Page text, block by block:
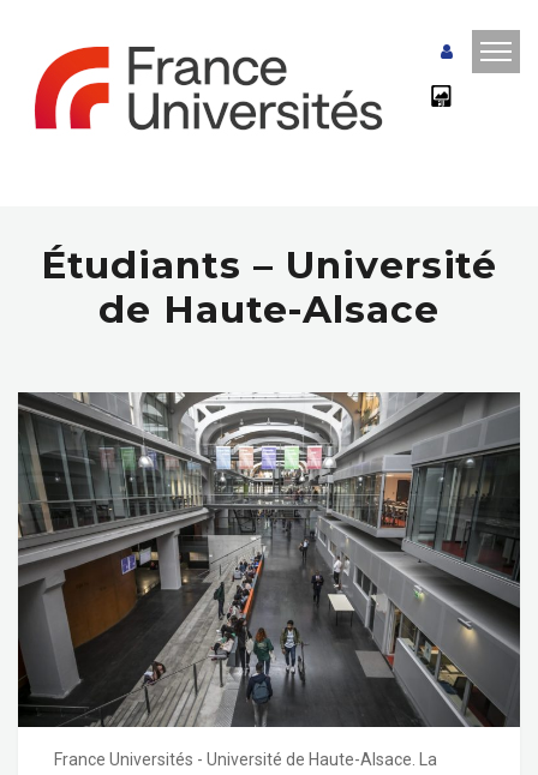
Étudiants – Université
de Haute-Alsace
France Universités - Université de Haute-Alsace. La